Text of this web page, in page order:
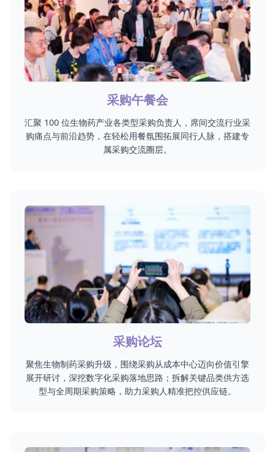
采购午餐会
汇聚 100 位生物药产业各类型采购负责人，席间交流行业采
购痛点与前沿趋势，在轻松用餐氛围拓展同行人脉，搭建专
属采购交流圈层。
采购论坛
聚焦生物制药采购升级，围绕采购从成本中心迈向价值引擎
展开研讨，深挖数字化采购落地思路；拆解关键品类供方选
型与全周期采购策略，助力采购人精准把控供应链。